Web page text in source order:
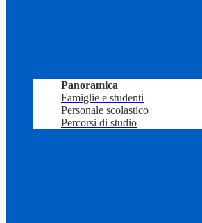
Panoramica
Famiglie e studenti
Personale scolastico
Percorsi di studio